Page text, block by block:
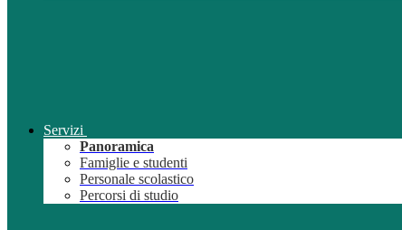
Servizi
Panoramica
Famiglie e studenti
Personale scolastico
Percorsi di studio